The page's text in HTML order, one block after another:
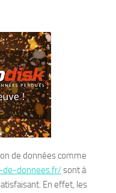
de données comme
de-donnees.fr/sont à
En effet, les